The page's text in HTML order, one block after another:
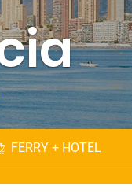
FERRY + HOTEL